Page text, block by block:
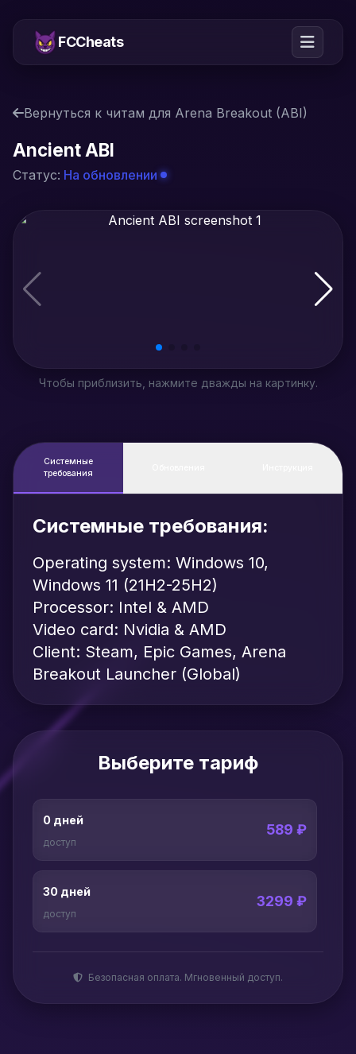
FCCheats
Вернуться к читам для Arena Breakout (ABI)
Ancient ABI
Статус: На обновлении
Чтобы приблизить, нажмите дважды на картинку.
Системные
требования
Системные требования:
Operating system: Windows 10,
Windows 11 (21H2-25H2)
Processor: Intel & AMD
Video card: Nvidia & AMD
Client: Steam, Epic Games, Arena
Breakout Launcher (Global)
Выберите тариф
0 дней
доступ
589 ₽
30 дней
доступ
3299 ₽
Безопасная оплата. Мгновенный доступ.